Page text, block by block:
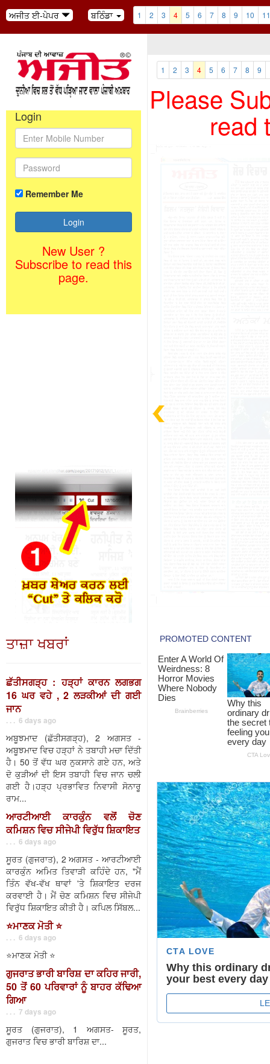
ਅਜੀਤ ਈ-ਪੇਪਰ ਬਠਿੰਡਾ 1 2 3 4 5 6 7 8 9 10 11
Login
Remember Me
New User ?
Subscribe to read this
page.
ਤਾਜ਼ਾ ਖਬਰਾਂ
ਛੱਤੀਸਗੜ੍ਹ : ਹੜ੍ਹਾਂ ਕਾਰਨ ਲਗਭਗ
16 ਘਰ ਵਹੇ , 2 ਲੜਕੀਆਂ ਦੀ ਗਈ
ਜਾਨ
. . . 6 days ago
ਅਬੂਝਮਾਦ (ਛੱਤੀਸਗੜ੍ਹ), 2 ਅਗਸਤ -
ਅਬੂਝਮਾਦ ਵਿਚ ਹੜ੍ਹਾਂ ਨੇ ਤਬਾਹੀ ਮਚਾ ਦਿੱਤੀ
ਹੈ। 50 ਤੋਂ ਵੱਧ ਘਰ ਨੁਕਸਾਨੇ ਗਏ ਹਨ, ਅਤੇ
ਦੋ ਕੁੜੀਆਂ ਦੀ ਇਸ ਤਬਾਹੀ ਵਿਚ ਜਾਨ ਚਲੀ
ਗਈ ਹੈ।ਹੜ੍ਹ ਪ੍ਰਭਾਵਿਤ ਨਿਵਾਸੀ ਸੋਨਾਰੂ
ਰਾਮ...
ਆਰਟੀਆਈ ਕਾਰਕੁੰਨ ਵਲੋਂ ਚੋਣ
ਕਮਿਸ਼ਨ ਵਿਚ ਸੀਜੇਪੀ ਵਿਰੁੱਧ ਸ਼ਿਕਾਇਤ
. . . 6 days ago
ਸੂਰਤ (ਗੁਜਰਾਤ), 2 ਅਗਸਤ - ਆਰਟੀਆਈ
ਕਾਰਕੁੰਨ ਅਮਿਤ ਤਿਵਾੜੀ ਕਹਿੰਦੇ ਹਨ, "ਮੈਂ
ਤਿੰਨ ਵੱਖ-ਵੱਖ ਥਾਵਾਂ 'ਤੇ ਸ਼ਿਕਾਇਤ ਦਰਜ
ਕਰਵਾਈ ਹੈ। ਮੈਂ ਚੋਣ ਕਮਿਸ਼ਨ ਵਿਚ ਸੀਜੇਪੀ
ਵਿਰੁੱਧ ਸ਼ਿਕਾਇਤ ਕੀਤੀ ਹੈ। ਕਪਿਲ ਸਿੱਬਲ...
⭐️ਮਾਣਕ ਮੋਤੀ ⭐️
. . . 6 days ago
⭐️ਮਾਣਕ ਮੋਤੀ ⭐️
ਗੁਜਰਾਤ ਭਾਰੀ ਬਾਰਿਸ਼ ਦਾ ਕਹਿਰ ਜਾਰੀ,
50 ਤੋਂ 60 ਪਰਿਵਾਰਾਂ ਨੂੰ ਬਾਹਰ ਕੱਢਿਆ
ਗਿਆ
. . . 7 days ago
ਸੂਰਤ (ਗੁਜਰਾਤ), 1 ਅਗਸਤ- ਸੂਰਤ,
ਗੁਜਰਾਤ ਵਿਚ ਭਾਰੀ ਬਾਰਿਸ਼ ਦਾ...
1 2 3 4 5 6 7 8 9
Please
read